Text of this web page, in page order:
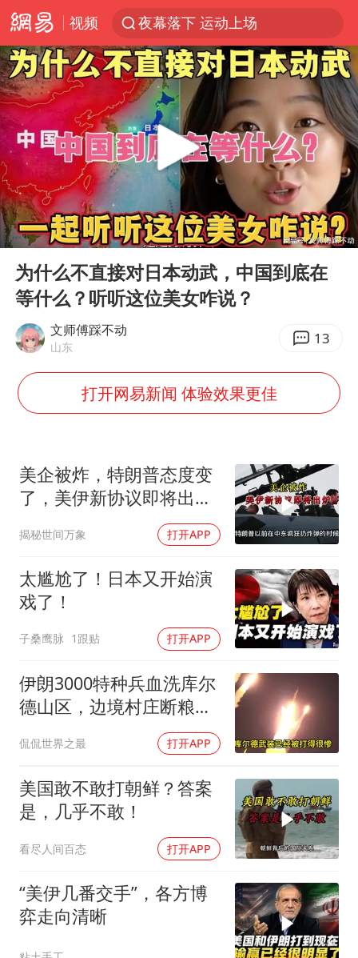
视频
夜幕落下 运动上场
汪峰阻止14岁女儿买大牌
27岁女子组织卖淫集团被悬赏通缉
泸溪河：桃酥吃出金属牙冠视频不实
公司“上四休三”但要降薪1000元
泰高官回应中国人在泰遭歧视：全面调查
四川宜宾市高县发生4.9级地震
火把节震撼瞬间
改名后的“青海拉面”店
“不建议大家买深色蛋糕”
985博士后被曝在妻子孕期出轨后续
粉笔教育发布“自曝式”公开信
OpenAI为免费用户升级GPT-5.6 Luna
如何把百年大党建设得更加坚强有力？
Play
00:00 12:32
为什么不直接对日本动武，中国到底在
等什么？听听这位美女咋说？
文师傅踩不动
山东 13
打开网易新闻 体验效果更佳
美企被炸，特朗普态度变
了，美伊新协议即将出
炉？又被中方说中了
揭秘世间万象 打开APP
太尴尬了！日本又开始演
戏了！
子桑鹰脉 1跟贴 打开APP
伊朗3000特种兵血洗库尔
德山区，边境村庄断粮，
侃侃世界之最 打开APP
美国敢不敢打朝鲜？答案
是，几乎不敢！
看尽人间百态 打开APP
“美伊几番交手”，各方博
弈走向清晰